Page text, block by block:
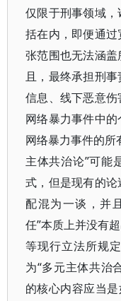
仅限于刑事领域
括在内，即便通
张范围也无法涵
且，最终承担刑
信息、线下恶意
网络暴力事件中
网络暴力事件的所
主体共治论”可能
式，但是现有的
配混为一谈，并
任”本质上并没有
等现行立法所规
为“多元主体共治
的核心内容应当